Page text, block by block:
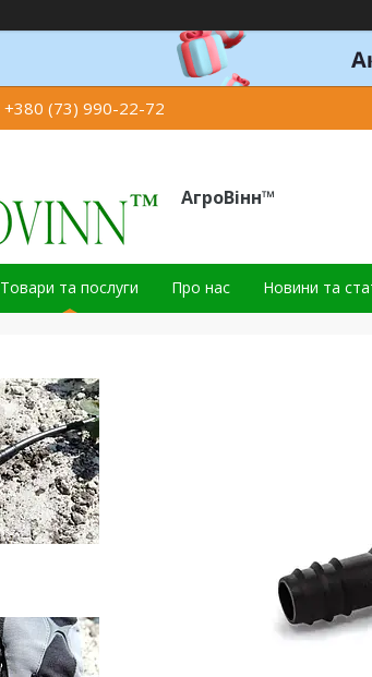
+380 (73) 990-22-72
АгроВінн™
Товари та послуги Про нас Новини та